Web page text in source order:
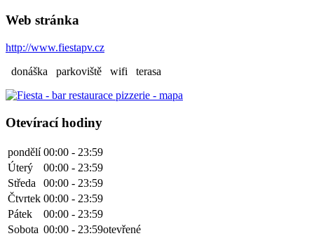
Web stránka
http://www.fiestapv.cz
donáška
parkoviště wifi terasa
Otevírací hodiny
pondělí 00:00 - 23:59
Úterý
00:00 - 23:59
Středa
00:00 - 23:59
Čtvrtek 00:00 - 23:59
Pátek
00:00 - 23:59
Sobota 00:00 - 23:59otevřené